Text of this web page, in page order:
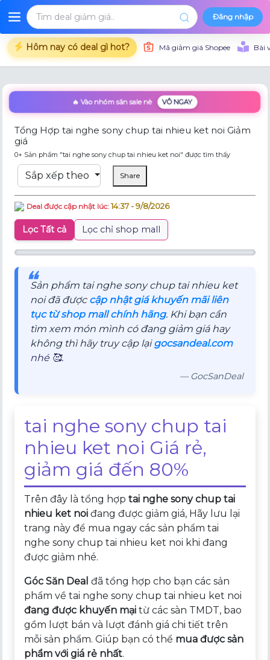
Đăng nhập
Hôm nay có deal gì hot? Mã giảm giá Shopee Bài
🔥 Vào nhóm săn sale nè VÔ NGAY
Tổng Hợp tai nghe sony chup tai nhieu ket noi Giảm
giá
0+ Sản phẩm "tai nghe sony chup tai nhieu ket noi" được tìm thấy
Sắp xếp theo Share
Deal được cập nhật lúc:14:37 - 9/8/2026
Lọc Tất cả Lọc chỉ shop mall
❝
Sản phẩm tai nghe sony chup tai nhieu ket
noi đã được cập nhật giá khuyến mãi liên
tục từ shop mall chính hãng. Khi bạn cần
tìm xem món mình có đang giảm giá hay
không thì hãy truy cập lạigocsandeal.com
nhé 🥰.
— GocSanDeal
tai nghe sony chup tai
nhieu ket noi Giá rẻ,
giảm giá đến 80%
Trên đây là tổng hợptai nghe sony chup tai
nhieu ket noi đang được giảm giá, Hãy lưu lại
trang này để mua ngay các sản phẩm tai
nghe sony chup tai nhieu ket noi khi đang
được giảm nhé.
Góc Săn Deal đã tổng hợp cho bạn các sản
phẩm về tai nghe sony chup tai nhieu ket noi
đang được khuyến mại từ các sàn TMDT, bao
gồm lượt bán và lượt đánh giá chi tiết trên
mỗi sản phẩm. Giúp bạn có thể mua được sản
phẩm với giá rẻ nhất.